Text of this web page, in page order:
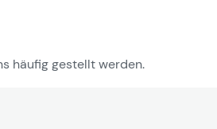
häufig gestellt werden.